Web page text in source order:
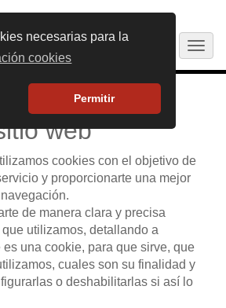
necesarias para la
cookies
Permitir
Cookies de
web
cookies con el objetivo de
y proporcionarte una mejor
de manera clara y precisa
utilizamos, detallando a
una cookie, para que sirve, que
cuales son su finalidad y
o deshabilitarlas si así lo